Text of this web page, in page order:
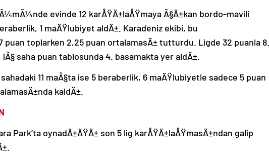
evinde 12 karÅŸÄ±laÅŸmaya Ã§Ä±kan bordo-mavili
1 maÄŸlubiyet aldÄ±. Karadeniz ekibi, bu
puan toplarken 2,25 puan ortalamasÄ± tutturdu. Ligde 32 puanla 8.
saha puan tablosunda 4. basamakta yer aldÄ±.
11 maÃ§ta ise 5 beraberlik, 6 maÄŸlubiyetle sadece 5 puan
kaldÄ±.
Park’ta oynadÄ±ÄŸÄ± son 5 lig karÅŸÄ±laÅŸmasÄ±ndan galip